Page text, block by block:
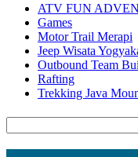
ATV FUN
Games
Motor Trail Merapi
Jeep Wisata
Outbound Team
Rafting
Trekking Java